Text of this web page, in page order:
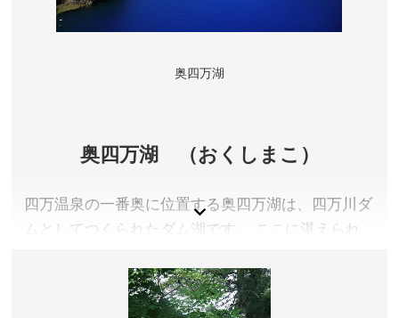
奥四万湖
奥四万湖 （おくしまこ）
四万温泉の一番奥に位置する奥四万湖は、四万川ダ
ムとしてつくられたダム湖です。 ここに湛えられ
ています。「四万湖」の青さとも少し違い、より深
い青色。四万湖と同様「四万ブルー」と呼ばれてい